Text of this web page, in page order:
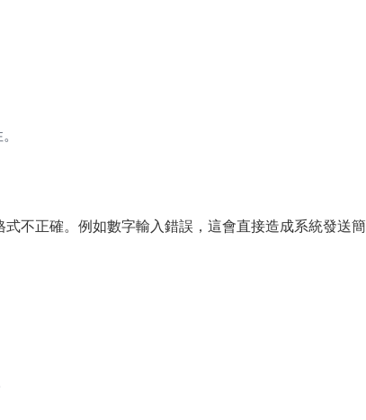
不正確。例如數字輸入錯誤，這會直接造成系統發送簡